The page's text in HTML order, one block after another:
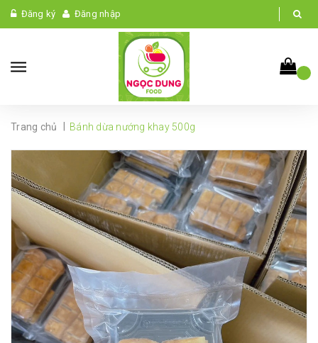
Đăng ký Đăng nhập
Trang chủ Bánh dừa nướng khay 500g